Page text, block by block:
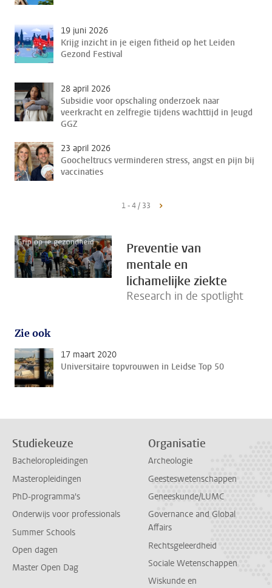
19 juni 2026
Krijg inzicht in je eigen fitheid op het Leiden
Gezond Festival
28 april 2026
Subsidie voor opschaling onderzoek naar
veerkracht en zelfregie tijdens wachttijd in Jeugd
GGZ
23 april 2026
Goocheltrucs verminderen stress, angst en pijn bij
vaccinaties
1 - 4 / 33
Preventie van
mentale en
lichamelijke ziekte
Research in de spotlight
Zie ook
17 maart 2020
Universitaire topvrouwen in Leidse Top 50
Studiekeuze
Bacheloropleidingen
Masteropleidingen
PhD-programma's
Onderwijs voor professionals
Summer Schools
Open dagen
Master Open Dag
Organisatie
Archeologie
Geesteswetenschappen
Geneeskunde/LUMC
Governance and Global
Affairs
Rechtsgeleerdheid
Sociale Wetenschappen
Wiskunde en